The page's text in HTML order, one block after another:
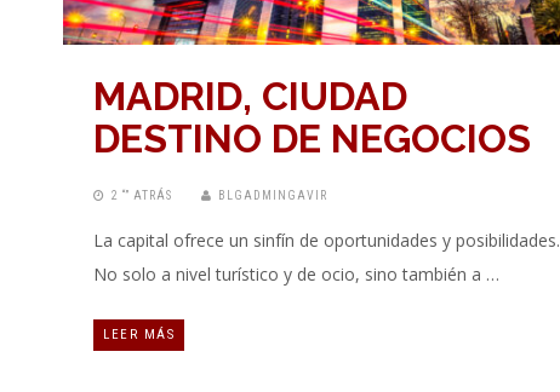
MADRID, CIUDAD
DESTINO DE NEGOCIOS
2 “” ATRÁS BLGADMINGAVIR
La capital ofrece un sinfín de oportunidades y posibilidades.
No solo a nivel turístico y de ocio, sino también a …
LEER MÁS